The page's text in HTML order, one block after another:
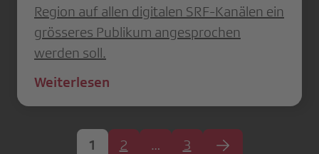
Region auf allen digitalen SRF-Kanälen ein
grösseres Publikum angesprochen
werden soll.
Weiterlesen
1 2 … 3